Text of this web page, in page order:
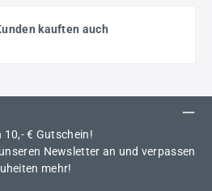
kauften auch
10,- € Gutschein!
Newsletter an und verpassen
mehr!